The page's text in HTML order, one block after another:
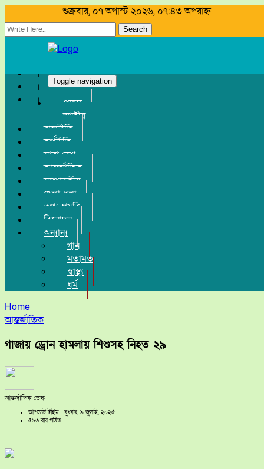
শুক্রবার, ০৭ অগাস্ট ২০২৬, ০৭:৪৩ অপরাহ্ন
Search
Toggle navigation
প্রচ্ছদ
জাতীয়
রাজনীতি
অর্থনীতি
সারা দেশ
আন্তর্জাতিক
সম্পাদকীয়
খেলা-ধুলা
তথ্য-প্রযুক্তি
বিনোদন
অন্যান্য
গান
মতামত
স্বাস্থ্য
ধর্ম
Home
আন্তর্জাতিক
গাজায় ড্রোন হামলায় শিশুসহ নিহত ২৯
আন্তর্জাতিক ডেস্ক
আপডেট টাইম : বুধবার, ৯ জুলাই, ২০২৫
৫৯৩ বার পঠিত